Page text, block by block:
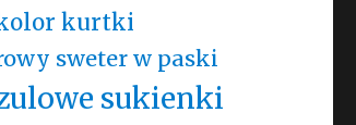
kurtki
sweter w paski
sukienki